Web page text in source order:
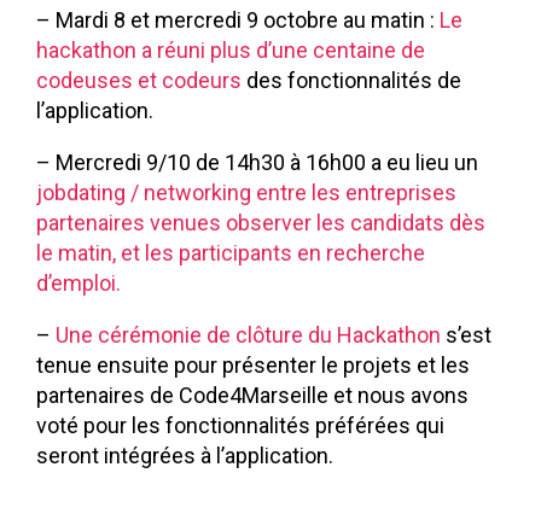
– Mardi 8 et mercredi 9 octobre au matin : Le
hackathon a réuni plus d’une centaine de
codeuses et codeurs des fonctionnalités de
l’application.
– Mercredi 9/10 de 14h30 à 16h00 a eu lieu un
jobdating / networking entre les entreprises
partenaires venues observer les candidats dès
le matin, et les participants en recherche
d’emploi.
– Une cérémonie de clôture du Hackathon s’est
tenue ensuite pour présenter le projets et les
partenaires de Code4Marseille et nous avons
voté pour les fonctionnalités préférées qui
seront intégrées à l’application.